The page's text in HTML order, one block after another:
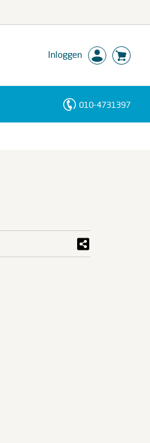
Inloggen
010-4731397